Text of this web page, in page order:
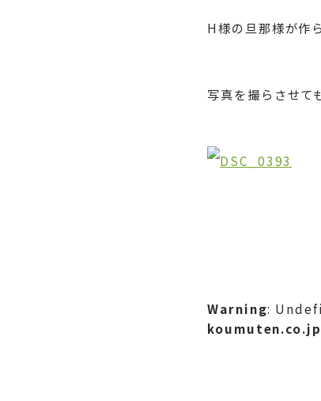
H様の旦那様が作
写真を撮らさせ
Warning: